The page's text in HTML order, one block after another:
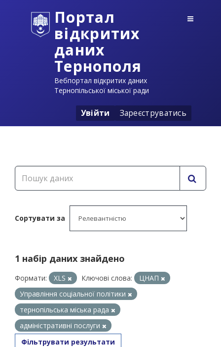
Портал
відкритих
даних
Тернополя
Вебпортал відкритих даних
Тернопільської міської ради
Увійти Зареєструватись
Сортувати за
1 набір даних знайдено
Формати: XLS Ключові слова:
ЦНАП
Управління соціальної політики
тернопільська міська рада
адміністративні послуги
Фільтрувати результати